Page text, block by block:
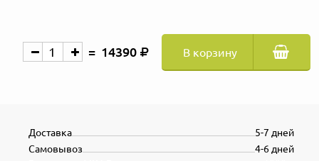
14390 В корзину
5-7 дней
Доставка
4-6 дней
Самовывоз